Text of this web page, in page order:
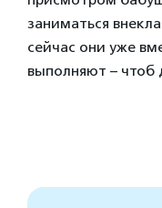
заниматься
сейчас они уже
выполняют – чтоб